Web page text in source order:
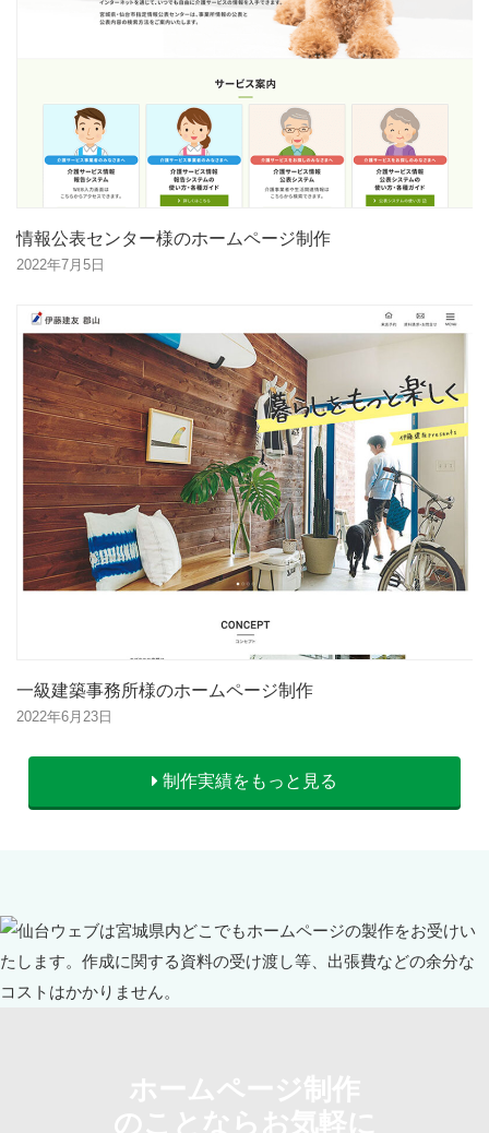
情報公表センター様のホームページ制作
2022年7月5日
一級建築事務所様のホームページ制作
2022年6月23日
制作実績をもっと見る